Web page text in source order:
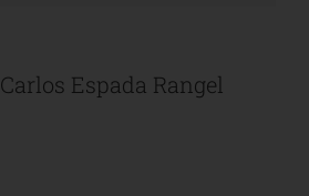
Carlos Espada Rangel